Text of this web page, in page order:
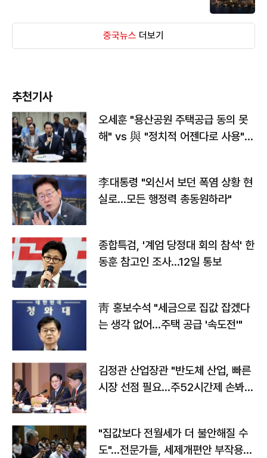
중국뉴스 더보기
추천기사
오세훈 "용산공원 주택공급 동의 못
해" vs 與 "정치적 어젠다로 사용"
李대통령 "외신서 보던 폭염 상황 현
실로…모든 행정력 총동원하라"
종합특검, '계엄 당정대 회의 참석' 한
동훈 참고인 조사...12일 통보
靑 홍보수석 "세금으로 집값 잡겠다
는 생각 없어…주택 공급 '속도전'"
김정관 산업장관 "반도체 산업, 빠른
시장 선점 필요…주52시간제 손봐
"집값보다 전월세가 더 불안해질 수
도"…전문가들, 세제개편안 부작용